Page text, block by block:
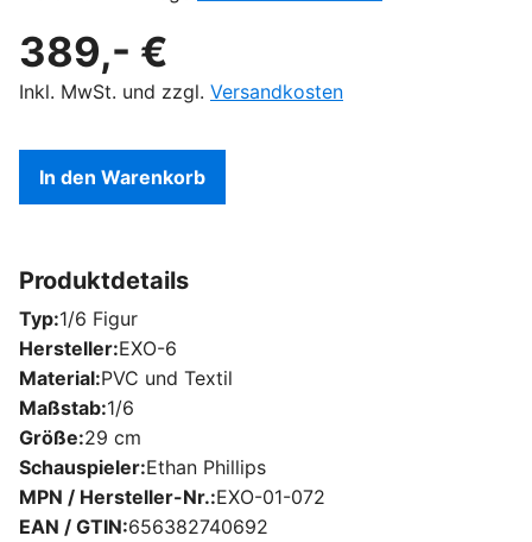
389,- €
Inkl. MwSt. und zzgl. Versandkosten
In den Warenkorb
Produktdetails
Typ 1/6 Figur
Hersteller EXO-6
Material PVC und Textil
Maßstab 1/6
Größe 29 cm
Schauspieler Ethan Phillips
MPN / Hersteller-Nr. EXO-01-072
EAN / GTIN 656382740692